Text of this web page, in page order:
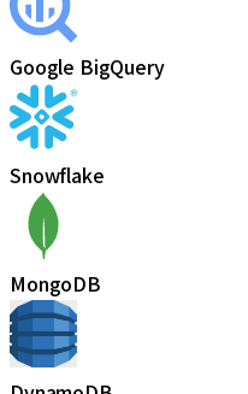
Google BigQuery
Snowflake
MongoDB